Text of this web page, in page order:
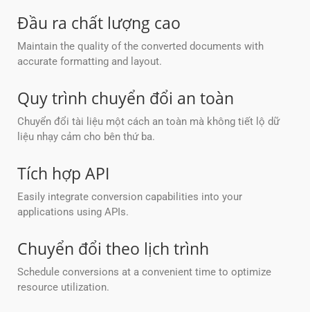
Đầu ra chất lượng cao
Maintain the quality of the converted documents with
accurate formatting and layout.
Quy trình chuyển đổi an toàn
Chuyển đổi tài liệu một cách an toàn mà không tiết lộ dữ
liệu nhạy cảm cho bên thứ ba.
Tích hợp API
Easily integrate conversion capabilities into your
applications using APIs.
Chuyển đổi theo lịch trình
Schedule conversions at a convenient time to optimize
resource utilization.